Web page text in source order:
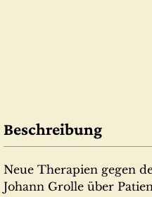
Beschreibung
Neue Therapien gegen
Johann Grolle über